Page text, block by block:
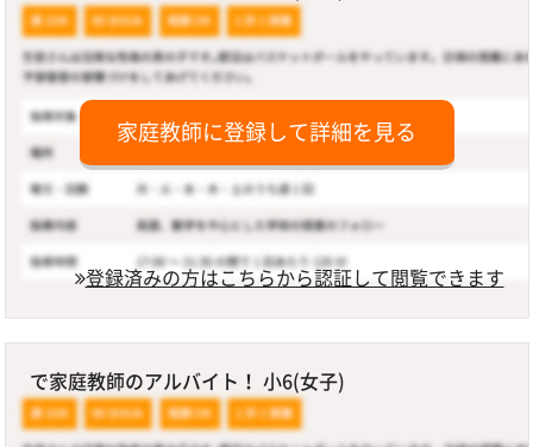
家庭教師に登録して詳細を見る
登録済みの方はこちらから認証して閲覧できます
で家庭教師のアルバイト！ 小6(女子)